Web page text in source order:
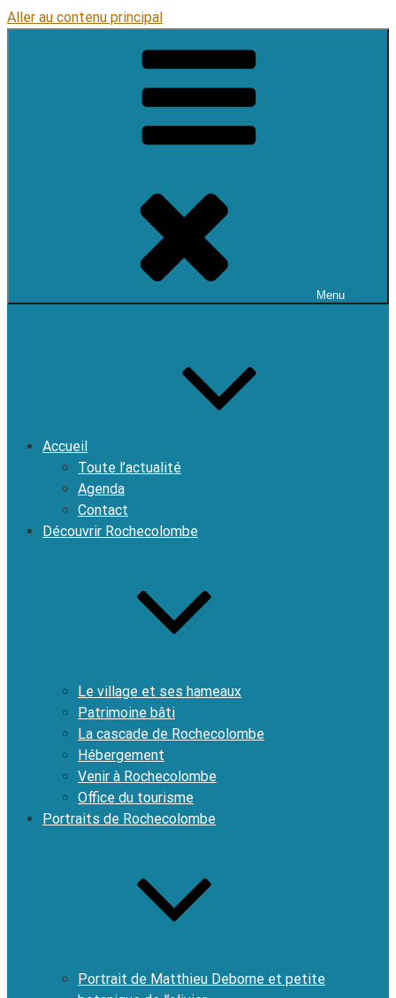
Aller au contenu principal
Menu
Accueil
Toute l’actualité
Agenda
Contact
Découvrir Rochecolombe
Le village et ses hameaux
Patrimoine bâti
La cascade de Rochecolombe
Hébergement
Venir à Rochecolombe
Office du tourisme
Portraits de Rochecolombe
Portrait de Matthieu Deborne et petite